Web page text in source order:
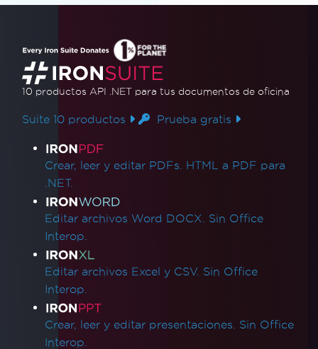
10 productos API .NET para tus documentos de oficina
Suite 10 productos Prueba gratis
Enlaces de productos
Crear, leer y editar PDFs. HTML a PDF para
.NET.
Editar archivos Word DOCX. Sin Office
Interop.
Editar archivos Excel y CSV. Sin Office
Interop.
Crear, leer y editar presentaciones. Sin Office
Interop.